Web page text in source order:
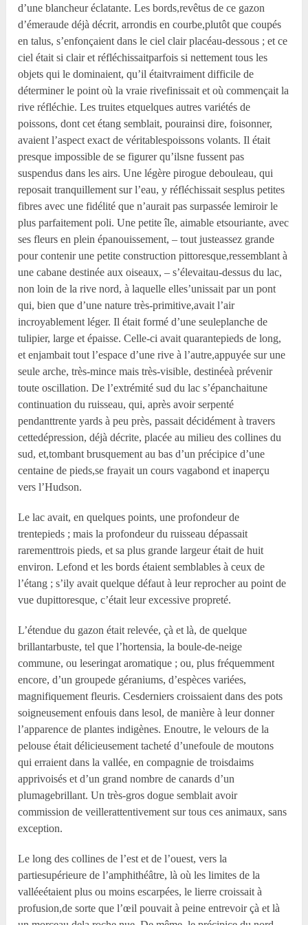
d’une blancheur éclatante. Les bords,revêtus de ce gazon
d’émeraude déjà décrit, arrondis en courbe,plutôt que coupés
en talus, s’enfonçaient dans le ciel clair placéau-dessous ; et ce
ciel était si clair et réfléchissaitparfois si nettement tous les
objets qui le dominaient, qu’il étaitvraiment difficile de
déterminer le point où la vraie rivefinissait et où commençait la
rive réfléchie. Les truites etquelques autres variétés de
poissons, dont cet étang semblait, pourainsi dire, foisonner,
avaient l’aspect exact de véritablespoissons volants. Il était
presque impossible de se figurer qu’ilsne fussent pas
suspendus dans les airs. Une légère pirogue debouleau, qui
reposait tranquillement sur l’eau, y réfléchissait sesplus petites
fibres avec une fidélité que n’aurait pas surpassée lemiroir le
plus parfaitement poli. Une petite île, aimable etsouriante, avec
ses fleurs en plein épanouissement, – tout justeassez grande
pour contenir une petite construction pittoresque,ressemblant à
une cabane destinée aux oiseaux, – s’élevaitau-dessus du lac,
non loin de la rive nord, à laquelle elles’unissait par un pont
qui, bien que d’une nature très-primitive,avait l’air
incroyablement léger. Il était formé d’une seuleplanche de
tulipier, large et épaisse. Celle-ci avait quarantepieds de long,
et enjambait tout l’espace d’une rive à l’autre,appuyée sur une
seule arche, très-mince mais très-visible, destinéeà prévenir
toute oscillation. De l’extrémité sud du lac s’épanchaitune
continuation du ruisseau, qui, après avoir serpenté
pendanttrente yards à peu près, passait décidément à travers
cettedépression, déjà décrite, placée au milieu des collines du
sud, et,tombant brusquement au bas d’un précipice d’une
centaine de pieds,se frayait un cours vagabond et inaperçu
vers l’Hudson.
Le lac avait, en quelques points, une profondeur de
trentepieds ; mais la profondeur du ruisseau dépassait
rarementtrois pieds, et sa plus grande largeur était de huit
environ. Lefond et les bords étaient semblables à ceux de
l’étang ; s’ily avait quelque défaut à leur reprocher au point de
vue dupittoresque, c’était leur excessive propreté.
L’étendue du gazon était relevée, çà et là, de quelque
brillantarbuste, tel que l’hortensia, la boule-de-neige
commune, ou leseringat aromatique ; ou, plus fréquemment
encore, d’un groupede géraniums, d’espèces variées,
magnifiquement fleuris. Cesderniers croissaient dans des pots
soigneusement enfouis dans lesol, de manière à leur donner
l’apparence de plantes indigènes. Enoutre, le velours de la
pelouse était délicieusement tacheté d’unefoule de moutons
qui erraient dans la vallée, en compagnie de troisdaims
apprivoisés et d’un grand nombre de canards d’un
plumagebrillant. Un très-gros dogue semblait avoir
commission de veillerattentivement sur tous ces animaux, sans
exception.
Le long des collines de l’est et de l’ouest, vers la
partiesupérieure de l’amphithéâtre, là où les limites de la
valléeétaient plus ou moins escarpées, le lierre croissait à
profusion,de sorte que l’œil pouvait à peine entrevoir çà et là